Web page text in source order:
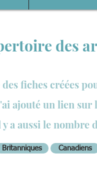
des
fiches créées
ajouté un lien
a aussi le nombre
Britanniques Canadiens